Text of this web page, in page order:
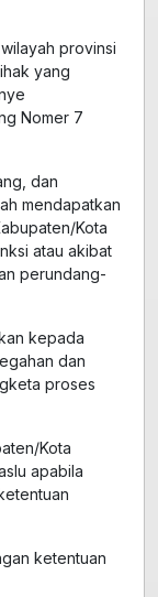
provinsi
yang
Nomer 7
dan
mendapatkan
Kota
atau akibat
perundang-
kepada
dan
proses
Kota
apabila
ketentuan